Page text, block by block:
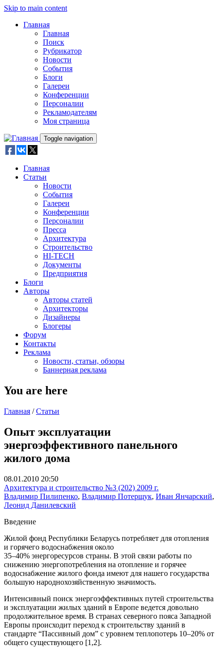
Skip to main content
Главная
Главная
Поиск
Рубрикатор
Новости
События
Блоги
Галереи
Конференции
Персоналии
Рекламодателям
Моя страница
Toggle navigation
Главная
Статьи
Новости
События
Галереи
Конференции
Персоналии
Пресса
Архитектура
Строительство
HI-TECH
Документы
Предприятия
Блоги
Авторы
Авторы статей
Архитекторы
Дизайнеры
Блогеры
Форум
Контакты
Реклама
Новости, статьи, обзоры
Баннерная реклама
You are here
Главная / Статьи
Опыт эксплуатации
энергоэффективного панельного
жилого дома
08.01.2010 20:50
Архитектура и строительство №3 (202) 2009 г.
Владимир Пилипенко, Владимир Потерщук, Иван Янчарский,
Леонид Данилевский
Введение
Жилой фонд Республики Беларусь потребляет для отопления
и горячего водоснабжения около
35–40% энергоресурсов страны. В этой связи работы по
снижению энергопотребления на отопление и горячее
водоснабжение жилого фонда имеют для нашего государства
большую народнохозяйственную значимость.
Интенсивный поиск энергоэффективных путей строительства
и эксплуатации жилых зданий в Европе ведется довольно
продолжительное время. В странах северного пояса Западной
Европы происходит переход к строительству зданий в
стандарте “Пассивный дом” с уровнем теплопотерь 10–20% от
общего существующего [1,2].